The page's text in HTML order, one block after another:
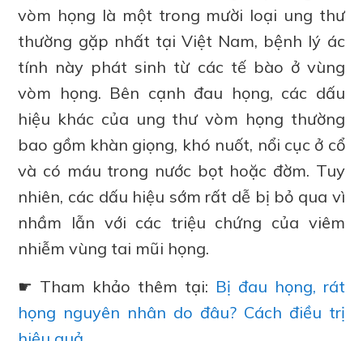
vòm họng là một trong mười loại ung thư
thường gặp nhất tại Việt Nam, bệnh lý ác
tính này phát sinh từ các tế bào ở vùng
vòm họng. Bên cạnh đau họng, các dấu
hiệu khác của ung thư vòm họng thường
bao gồm khàn giọng, khó nuốt, nổi cục ở cổ
và có máu trong nước bọt hoặc đờm. Tuy
nhiên, các dấu hiệu sớm rất dễ bị bỏ qua vì
nhầm lẫn với các triệu chứng của viêm
nhiễm vùng tai mũi họng.
☛ Tham khảo thêm tại: Bị đau họng, rát
họng nguyên nhân do đâu? Cách điều trị